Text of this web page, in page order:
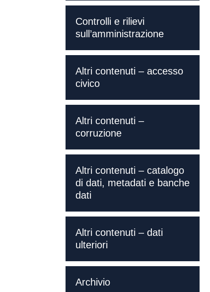
Controlli e rilievi
sull’amministrazione
Altri contenuti – accesso
civico
Altri contenuti –
corruzione
Altri contenuti – catalogo
di dati, metadati e banche
dati
Altri contenuti – dati
ulteriori
Archivio